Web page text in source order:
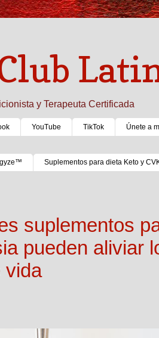
y Terapeuta Certificada
YouTube TikTok Únete a
Suplementos para dieta Keto y
suplementos
pueden aliviar
vida